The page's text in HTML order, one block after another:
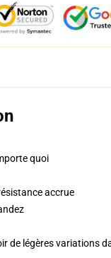
quoi
accrue
de légères variations